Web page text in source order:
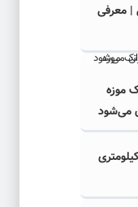
| معرفی
موزه